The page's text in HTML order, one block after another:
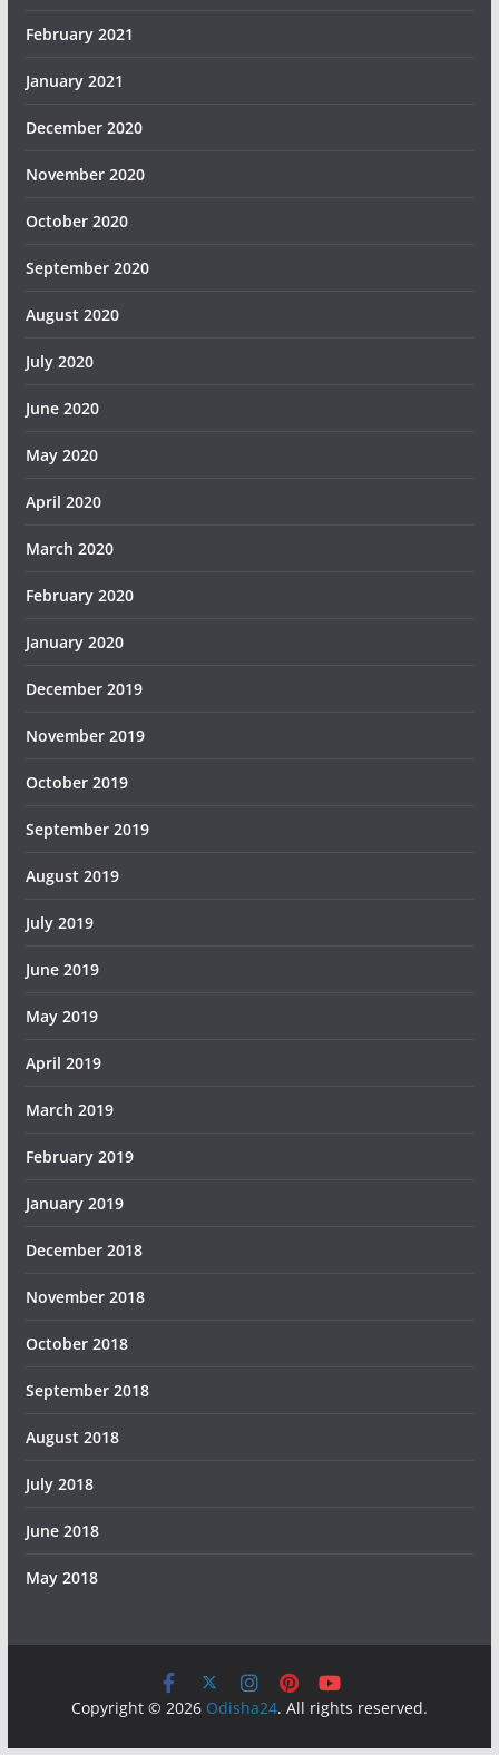
February 2021
January 2021
December 2020
November 2020
October 2020
September 2020
August 2020
July 2020
June 2020
May 2020
April 2020
March 2020
February 2020
January 2020
December 2019
November 2019
October 2019
September 2019
August 2019
July 2019
June 2019
May 2019
April 2019
March 2019
February 2019
January 2019
December 2018
November 2018
October 2018
September 2018
August 2018
July 2018
June 2018
May 2018
Copyright © 2026 Odisha24. All rights reserved.